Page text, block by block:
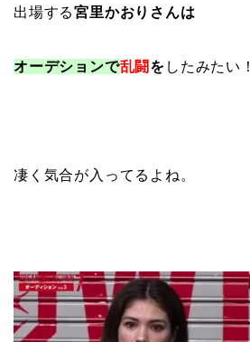
出場する宮里かおりさんは
オーデションで乱闘 を したみたい！
凄く気合が入ってるよね。